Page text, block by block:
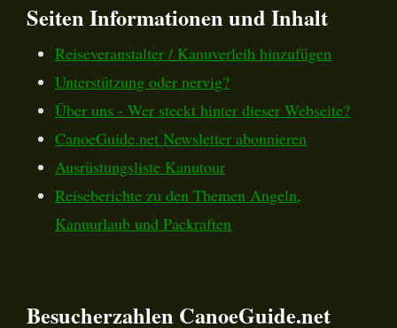
Seiten Informationen und Inhalt
Reiseveranstalter / Kanuverleih hinzufügen
Unterstützung oder nervig?
Über uns - Wer steckt hinter dieser Webseite?
CanoeGuide.net Newsletter abonnieren
Ausrüstungsliste Kanutour
Reiseberichte zu den Themen Angeln,
Kanuurlaub und Packraften
Besucherzahlen CanoeGuide.net